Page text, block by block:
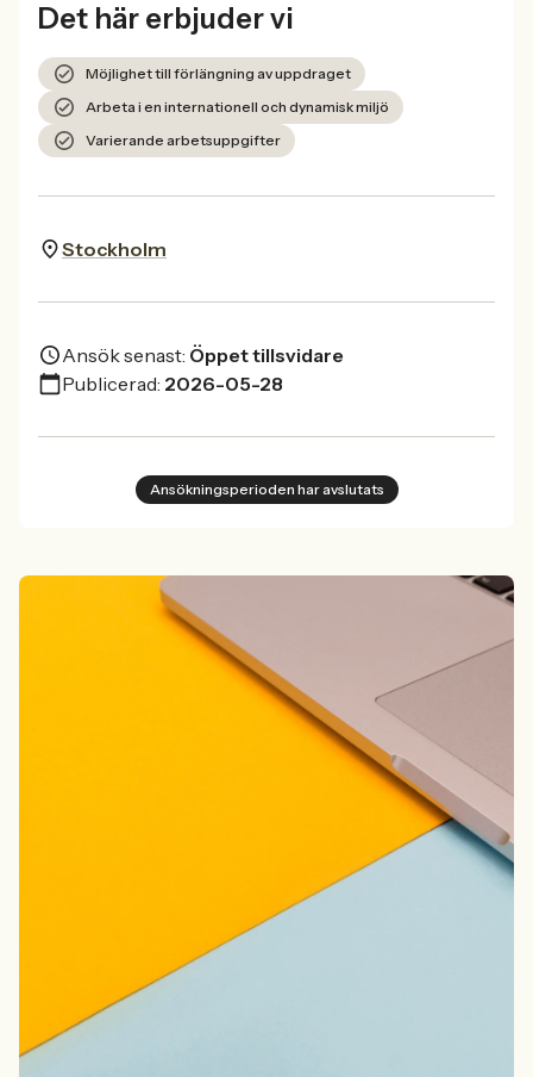
Det här erbjuder vi
Möjlighet till förlängning av uppdraget
Arbeta i en internationell och dynamisk miljö
Varierande arbetsuppgifter
Stockholm
Ansök senast: Öppet tillsvidare
Publicerad: 2026-05-28
Ansökningsperioden har avslutats